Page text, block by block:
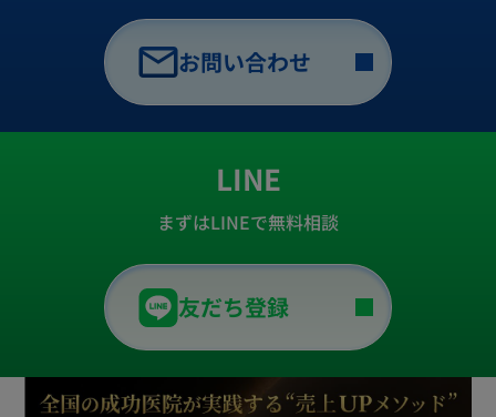
お問い合わせ
LINE
まずはLINEで無料相談
友だち登録